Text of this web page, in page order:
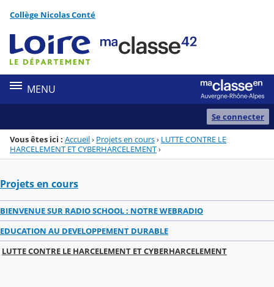
Menu de la rubrique
Contenu
Collège Nicolas Conté
MENU
Se connecter
Vous êtes ici : Accueil› Projets en cours› LUTTE CONTRE LE
HARCELEMENT ET CYBERHARCELEMENT›
Projets en cours
BIENVENUE SUR RADIO SCHOOL : NOTRE WEBRADIO
EDUCATION AU DEVELOPPEMENT DURABLE
LUTTE CONTRE LE HARCELEMENT ET CYBERHARCELEMENT